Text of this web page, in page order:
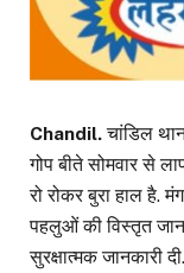
Chandil.चांडिल
गोप बीते सोमवार से
रो रोकर बुरा हाल है.
पहलुओं की विस्तृत
सुरक्षात्मक जानकारी